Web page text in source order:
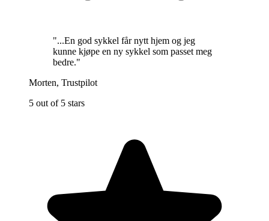
"...En god sykkel får nytt hjem og jeg
kunne kjøpe en ny sykkel som passet meg
bedre."
Morten, Trustpilot
5 out of 5 stars